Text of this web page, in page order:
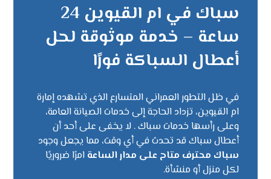
سباك في ام القيوين 24
ساعة – خدمة موثوقة لحل
أعطال السباكة فورًا
في ظل التطور العمراني المتسارع الذي تشهده إمارة
ام القيوين، تزداد الحاجة إلى خدمات الصيانة العامة،
وعلى رأسها خدمات سباك . لا يخفى على أحد أن
أعطال سباك قد تحدث في أي وقت، مما يجعل وجود
سباك محترف متاح على مدار الساعة امرًا ضروريًا
لكل منزل أو منشأة.